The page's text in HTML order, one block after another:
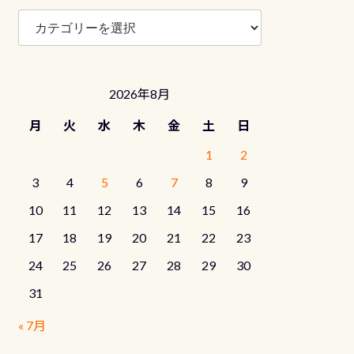
ブ
グ
2026年8月
月 火 水 木 金 土
日
1
2
3
4 5 6 7 8
9
10
11 12 13 14 15
16
17
18 19 20 21 22
23
24
25 26 27 28 29
30
31
« 7月